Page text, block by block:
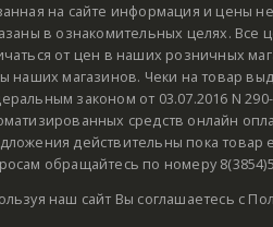
на сайте информация и цены
в ознакомительных целях. Все
от цен в наших розничных
наших магазинов. Чеки на товар
законом от 03.07.2016 N
средств онлайн
действительны пока
обращайтесь по номеру
наш сайт Вы соглашаетесь с